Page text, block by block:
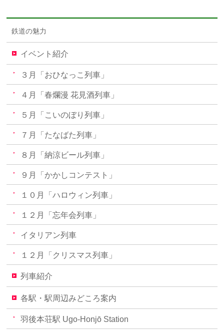
鉄道の魅力
イベント紹介
３月「おひなっこ列車」
４月「春爛漫 花見酒列車」
５月「こいのぼり列車」
７月「たなばた列車」
８月「納涼ビール列車」
９月「かかしコンテスト」
１０月「ハロウィン列車」
１２月「忘年会列車」
イタリアン列車
１２月「クリスマス列車」
列車紹介
各駅・駅周辺みどころ案内
羽後本荘駅 Ugo-Honjō Station